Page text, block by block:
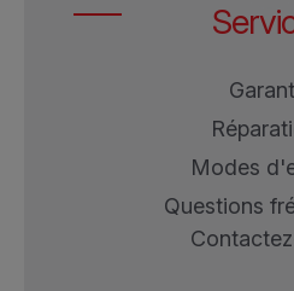
Modes
Questions